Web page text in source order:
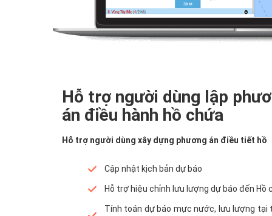
Hỗ trợ người dùng lập
án điều hành hồ chứa
Hỗ trợ người dùng xây dựng phương án điều tiết hồ
Cập nhật kịch bản dự báo
Hỗ trợ hiệu chỉnh lưu lượng dự báo đến Hồ
Tính toán dự báo mực nước, lưu lượng tại